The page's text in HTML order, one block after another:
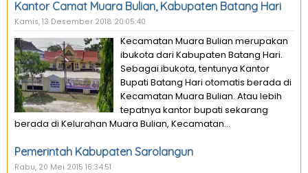
Kantor Camat Muara Bulian, Kabupaten Batang Hari
Kamis, 13 Desember 2018 20:05:40
Kecamatan Muara Bulian merupakan
ibukota dari Kabupaten Batang Hari.
Sebagai ibukota, tentunya Kantor
Bupati Batang Hari otomatis berada di
Kecamatan Muara Bulian. Atau lebih
tepatnya kantor bupati sekarang
berada di Kelurahan Muara Bulian, Kecamatan...
Pemerintah Kabupaten Sarolangun
Rabu, 20 Mei 2015 16:34:51